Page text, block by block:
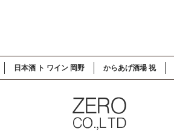
日本酒 ト ワイン 岡野 からあげ酒場 祝